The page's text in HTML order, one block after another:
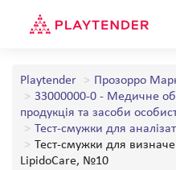
Playtender
Прозорро
33000000-0 - Медичне
продукція та засоби
Тест-смужки для
Тест-смужки для
LipidoCare, №10